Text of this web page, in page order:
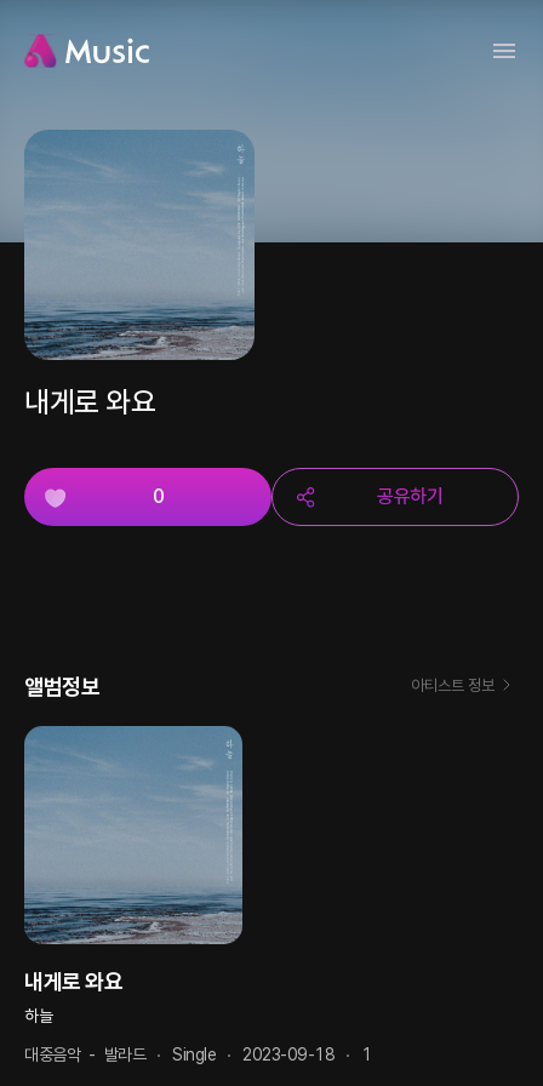
내게로 와요
0 공유하기
앨범정보 아티스트 정보
내게로 와요
하늘
대중음악- 발라드 Single 2023-09-18 1